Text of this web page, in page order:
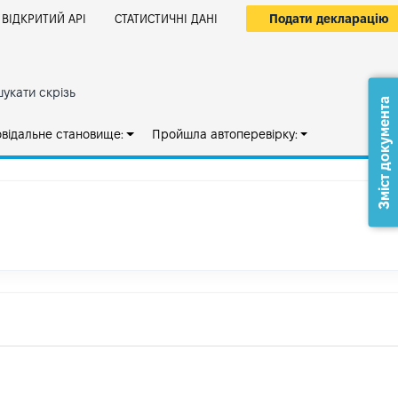
ВІДКРИТИЙ АРІ СТАТИСТИЧНІ ДАНІ Подати декларацію
скрізь
становище: Пройшла автоперевірку: Зміст документа